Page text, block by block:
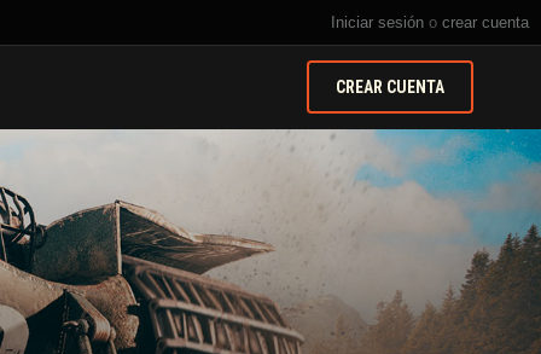
Iniciar sesión o crear cuenta
CREAR CUENTA